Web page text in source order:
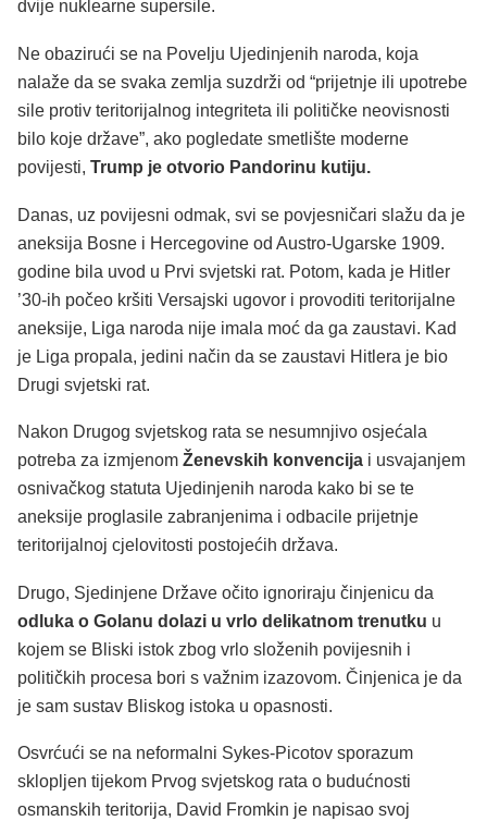
dvije nuklearne supersile.
Ne obazirući se na Povelju Ujedinjenih naroda, koja
nalaže da se svaka zemlja suzdrži od “prijetnje ili upotrebe
sile protiv teritorijalnog integriteta ili političke neovisnosti
bilo koje države”, ako pogledate smetlište moderne
povijesti, Trump je otvorio Pandorinu kutiju.
Danas, uz povijesni odmak, svi se povjesničari slažu da je
aneksija Bosne i Hercegovine od Austro-Ugarske 1909.
godine bila uvod u Prvi svjetski rat. Potom, kada je Hitler
’30-ih počeo kršiti Versajski ugovor i provoditi teritorijalne
aneksije, Liga naroda nije imala moć da ga zaustavi. Kad
je Liga propala, jedini način da se zaustavi Hitlera je bio
Drugi svjetski rat.
Nakon Drugog svjetskog rata se nesumnjivo osjećala
potreba za izmjenom Ženevskih konvencija i usvajanjem
osnivačkog statuta Ujedinjenih naroda kako bi se te
aneksije proglasile zabranjenima i odbacile prijetnje
teritorijalnoj cjelovitosti postojećih država.
Drugo, Sjedinjene Države očito ignoriraju činjenicu da
odluka o Golanu dolazi u vrlo delikatnom trenutku u
kojem se Bliski istok zbog vrlo složenih povijesnih i
političkih procesa bori s važnim izazovom. Činjenica je da
je sam sustav Bliskog istoka u opasnosti.
Osvrćući se na neformalni Sykes-Picotov sporazum
sklopljen tijekom Prvog svjetskog rata o budućnosti
osmanskih teritorija, David Fromkin je napisao svoj